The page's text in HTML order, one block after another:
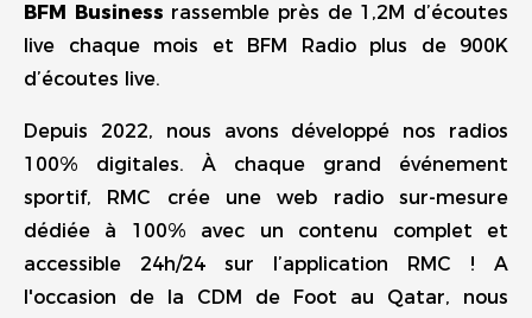
BFM Business rassemble près de 1,2M d’écoutes
live chaque mois et BFM Radio plus de 900K
d’écoutes live.
Depuis 2022, nous avons développé nos radios
100% digitales. À chaque grand événement
sportif, RMC crée une web radio sur-mesure
dédiée à 100% avec un contenu complet et
accessible 24h/24 sur l’application RMC ! A
l'occasion de la CDM de Foot au Qatar, nous